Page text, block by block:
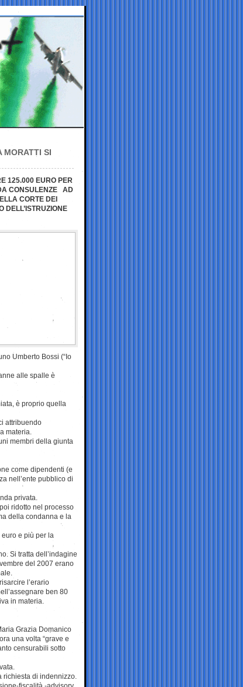
MORATTI SI
125.000 EURO PER
CONSULENZE AD
CORTE DEI
DELL’ISTRUZIONE
Umberto Bossi (“Io
alle spalle è
è proprio quella
attribuendo
materia.
membri della giunta
come dipendenti (e
nell’ente pubblico di
privata.
ridotto nel processo
della condanna e la
e più per la
Si tratta dell’indagine
del 2007 erano
l’erario
ben 80
in materia.
Grazia Domanico
una volta “grave e
censurabili sotto
richiesta di indennizzo.